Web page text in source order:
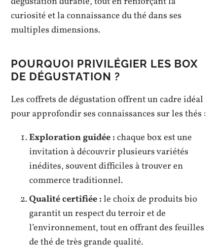
curiosité et la connaissance du thé dans ses
multiples dimensions.
POURQUOI PRIVILÉGIER LES BOX
DE DÉGUSTATION ?
Les coffrets de dégustation offrent un cadre idéal
pour approfondir ses connaissances sur les thés :
Exploration guidée :chaque box est une
invitation à découvrir plusieurs variétés
inédites, souvent difficiles à trouver en
commerce traditionnel.
Qualité certifiée :le choix de produits bio
garantit un respect du terroir et de
l’environnement, tout en offrant des feuilles
de thé de très grande qualité.